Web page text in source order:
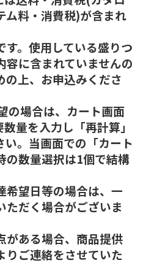
ム料・消費税)が含まれ
。使用している盛りつ
に含まれていませんの
の上、お申込みくださ
の場合は、カート画面
量を入力し「再計算」
。当画面での「カート
の数量選択は1個で結構
望日等の場合は、一
ただく場合がございま
ある場合、商品提供
りご連絡をさせていた